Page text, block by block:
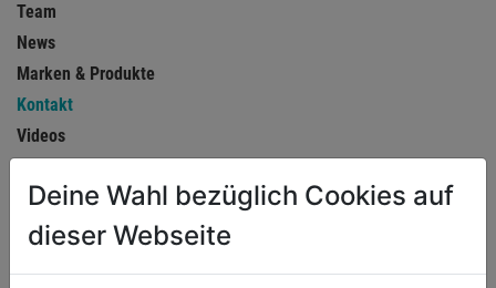
Team
News
Marken & Produkte
Kontakt
Videos
KONTAKT
THALHAMMER FARBEN
Drack Raum & Farbe GmbH
Deine Wahl bezüglich Cookies auf
dieser Webseite